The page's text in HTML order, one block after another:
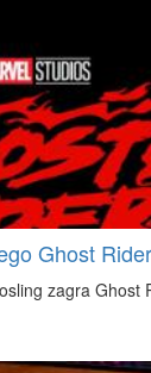
Ghost
za­gra Ghost